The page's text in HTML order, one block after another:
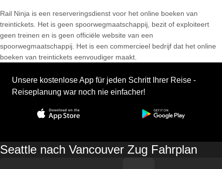
Rail Ninja is een reserveringsdienst voor het online boeken van
treintickets. Het is geen spoorwegmaatschappij, bezit of exploiteert
geen treinen en is geen officiële website van een
spoorwegmaatschappij. Het is een commercieel bedrijf dat het online
boeken van treintickets eenvoudiger maakt.
Unsere kostenlose App für jeden Schritt Ihrer Reise -
Reiseplanung war noch nie einfacher!
Seattle nach Vancouver Zug Fahrplan